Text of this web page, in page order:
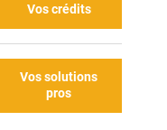
Vos crédits
Vos solutions
pros